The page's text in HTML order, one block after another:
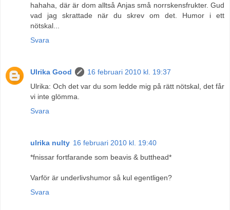
hahaha, där är dom alltså Anjas små norrskensfrukter. Gud
vad jag skrattade när du skrev om det. Humor i ett
nötskal...
Svara
Ulrika Good
16 februari 2010 kl. 19:37
Ulrika: Och det var du som ledde mig på rätt nötskal, det får
vi inte glömma.
Svara
ulrika nulty 16 februari 2010 kl. 19:40
*fnissar fortfarande som beavis & butthead*
Varför är underlivshumor så kul egentligen?
Svara